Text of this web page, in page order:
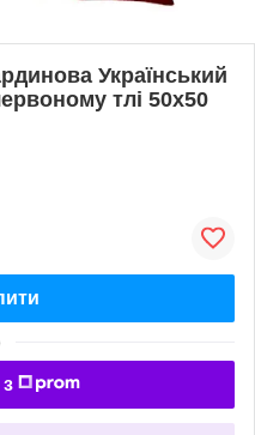
Український
тлі 50x50